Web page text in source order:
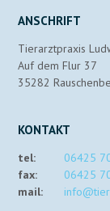
ANSCHRIFT
Tierarztpraxis
Auf dem Flur 37
35282
KONTAKT
tel:
06425
fax:
06425
mail: